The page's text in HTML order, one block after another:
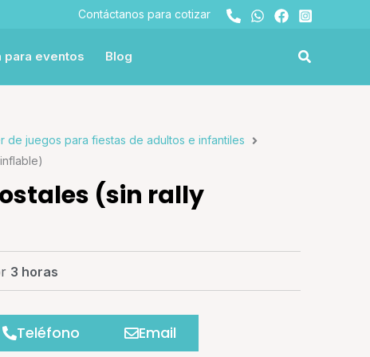
Contáctanos para cotizar
para eventos Blog
de juegos para fiestas de adultos e infantiles
(sin rally
3 horas
Teléfono Email